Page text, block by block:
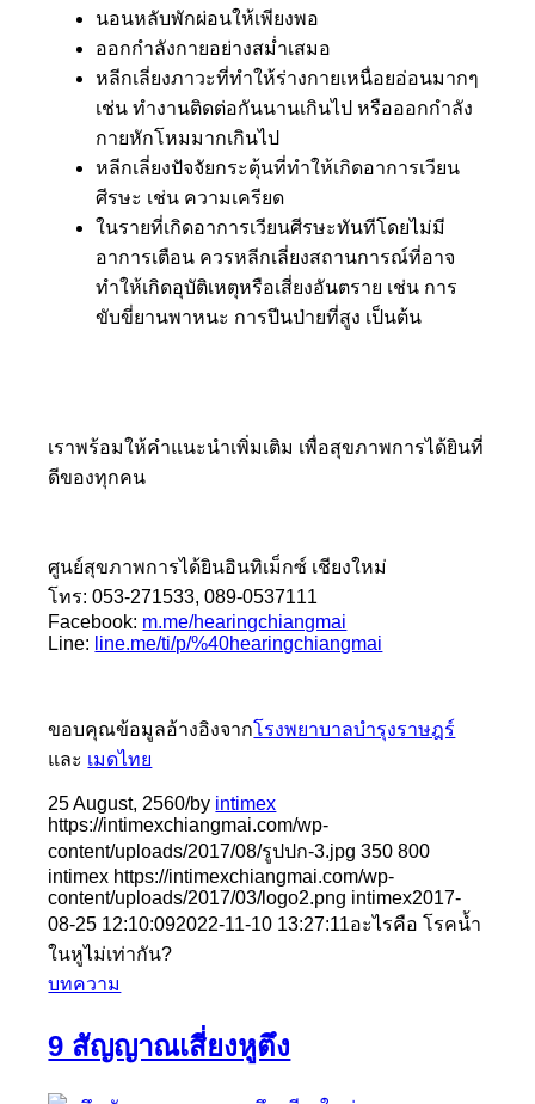
นอนหลับพักผ่อนให้เพียงพอ
ออกกำลังกายอย่างสม่ำเสมอ
หลีกเลี่ยงภาวะที่ทำให้ร่างกายเหนื่อยอ่อนมากๆ
เช่น ทำงานติดต่อกันนานเกินไป หรือออกกำลัง
กายหักโหมมากเกินไป
หลีกเลี่ยงปัจจัยกระตุ้นที่ทำให้เกิดอาการเวียน
ศีรษะ เช่น ความเครียด
ในรายที่เกิดอาการเวียนศีรษะทันทีโดยไม่มี
อาการเตือน ควรหลีกเลี่ยงสถานการณ์ที่อาจ
ทำให้เกิดอุบัติเหตุหรือเสี่ยงอันตราย เช่น การ
ขับขี่ยานพาหนะ การปีนป่ายที่สูง เป็นต้น
เราพร้อมให้คำแนะนำเพิ่มเติม เพื่อสุขภาพการได้ยินที่
ดีของทุกคน
ศูนย์สุขภาพการได้ยินอินทิเม็กซ์ เชียงใหม่
โทร: 053-271533, 089-0537111
Facebook: m.me/hearingchiangmai
Line: line.me/ti/p/%40hearingchiangmai
ขอบคุณข้อมูลอ้างอิงจากโรงพยาบาลบำรุงราษฎร์
และ เมดไทย
25 August, 2560/by intimex
https://intimexchiangmai.com/wp-
content/uploads/2017/08/รูปปก-3.jpg 350 800
intimex https://intimexchiangmai.com/wp-
content/uploads/2017/03/logo2.png intimex2017-
08-25 12:10:092022-11-10 13:27:11อะไรคือ โรคน้ำ
ในหูไม่เท่ากัน?
บทความ
9 สัญญาณเสี่ยงหูตึง